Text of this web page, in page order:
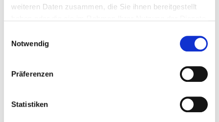
weiteren Daten zusammen, die Sie ihnen bereitgestellt
Notwendig
Präferenzen
Statistiken
Bei Noventiz unterstützen wir
Compliance. Haben Sie Fragen zu